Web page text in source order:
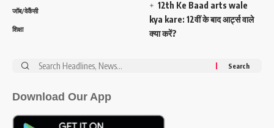
जॉब/वेकैंसी
शिक्षा
12th Ke Baad arts wale
kya kare: 12वीं के बाद आर्ट्स वाले
क्या करें?
Search
Download Our App